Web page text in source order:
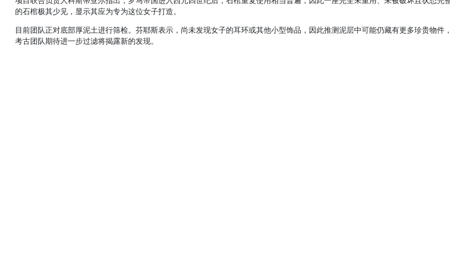
的石棺极其少见，显示其应为专为这位女子打造。
目前团队正对底部厚泥土进行筛检。芬耶斯表示，尚未发现女子的耳环或其他小型饰品，因此推测泥层中可能仍藏有更多珍贵物件
考古团队期待进一步过滤将揭露新的发现。